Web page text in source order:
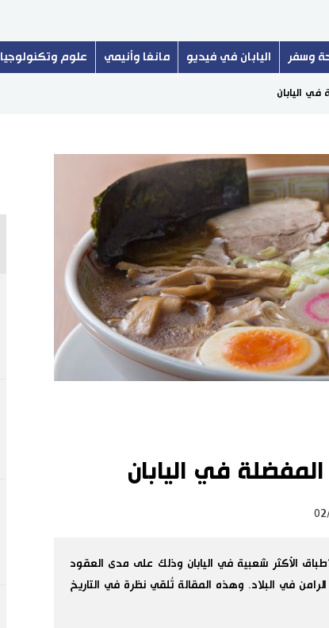
وسفر اليابان في فيديو مانغا وأنيمي علوم وتكنولوجيا
في اليابان
في اليابان
الأكثر شعبية في اليابان وذلك على مدى العقود
في البلاد. وهذه المقالة تُلقي نظرة في التاريخ